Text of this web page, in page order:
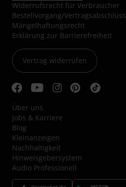
Widerrufsrecht für Verbraucher
Bestellvorgang/Vertragsabschluss
Mängelhaftungsrecht
Erklärung zur Barrierefreiheit
Vertrag widerrufen
Über uns
Jobs & Karriere
Blog
Kleinanzeigen
Nachhaltigkeit
Hinweisgebersystem
Audio Professionell